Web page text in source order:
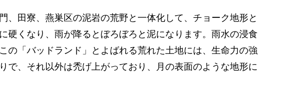
田寮、燕巣区の泥岩の荒野と一体化して、チョーク地形と
硬くなり、雨が降るとぼろぼろと泥になります。雨水の浸食
の「バッドランド」とよばれる荒れた土地には、生命力の強
で、それ以外は禿げ上がっており、月の表面のような地形に